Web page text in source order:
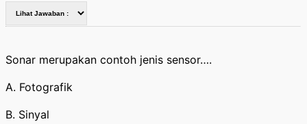
Sonar merupakan contoh jenis sensor….
A. Fotografik
B. Sinyal